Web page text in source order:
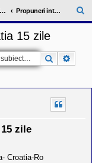
Intalniri si excursii in cadrul comunitatii Propuneri intalniri 2023
ă
15 zile
Căutare
zile
Croatia-Ro